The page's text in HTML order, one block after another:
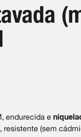
endurecida e
(sem